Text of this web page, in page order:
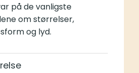
på de vanligste
om størrelser,
og lyd.